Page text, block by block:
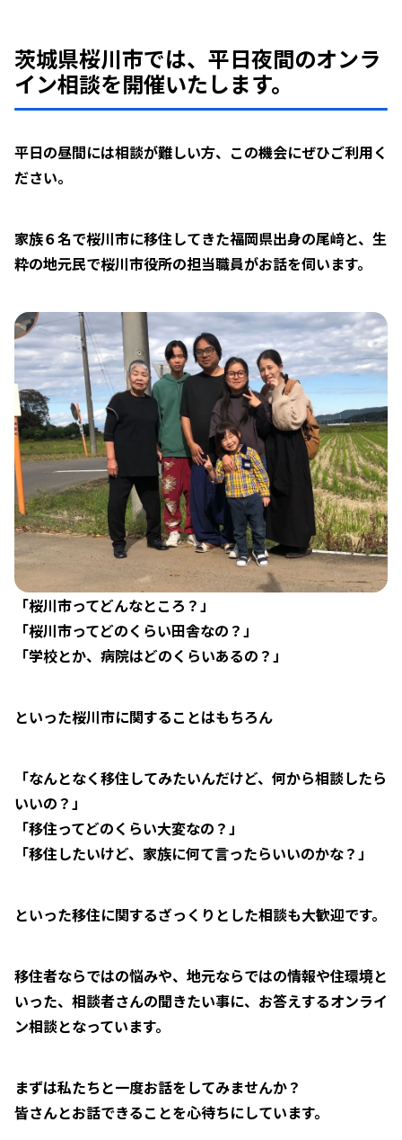
茨城県桜川市では、平日夜間のオンラ
イン相談を開催いたします。
平日の昼間には相談が難しい方、この機会にぜひご利用く
ださい。
家族６名で桜川市に移住してきた福岡県出身の尾﨑と、生
粋の地元民で桜川市役所の担当職員がお話を伺います。
「桜川市ってどんなところ？」
「桜川市ってどのくらい田舎なの？」
「学校とか、病院はどのくらいあるの？」
といった桜川市に関することはもちろん
「なんとなく移住してみたいんだけど、何から相談したら
いいの？」
「移住ってどのくらい大変なの？」
「移住したいけど、家族に何て言ったらいいのかな？」
といった移住に関するざっくりとした相談も大歓迎です。
移住者ならではの悩みや、地元ならではの情報や住環境と
いった、相談者さんの聞きたい事に、お答えするオンライ
ン相談となっています。
まずは私たちと一度お話をしてみませんか？
皆さんとお話できることを心待ちにしています。